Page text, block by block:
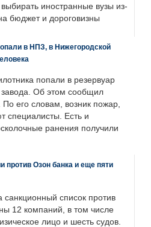
иностранные вузы из-
бюджет и дороговизны
в НПЗ, в Нижегородской
попали в резервуар
Об этом сообщил
его словам, возник пожар,
специалисты. Есть и
ранения получили
против Озон банка и еще пяти
список против
12 компаний, в том числе
лицо и шесть судов.